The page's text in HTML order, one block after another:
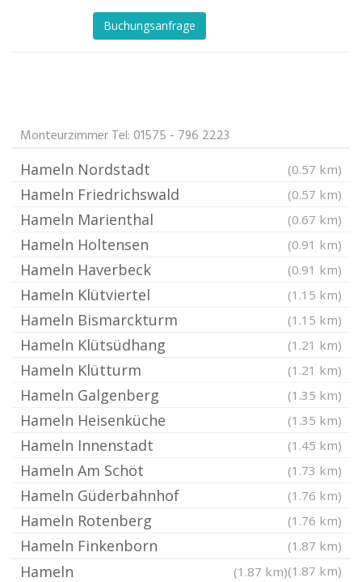
Buchungsanfrage
Monteurzimmer Tel: 01575 - 796 2223
Hameln Nordstadt (0.57 km)
Hameln Friedrichswald (0.57 km)
Hameln Marienthal (0.67 km)
Hameln Holtensen (0.91 km)
Hameln Haverbeck (0.91 km)
Hameln Klütviertel (1.15 km)
Hameln Bismarckturm (1.15 km)
Hameln Klütsüdhang (1.21 km)
Hameln Klütturm (1.21 km)
Hameln Galgenberg (1.35 km)
Hameln Heisenküche (1.35 km)
Hameln Innenstadt (1.45 km)
Hameln Am Schöt (1.73 km)
Hameln Güderbahnhof (1.76 km)
Hameln Rotenberg (1.76 km)
Hameln Finkenborn
(1.87 km)
(1.87 km)
Hameln (1.87 km)